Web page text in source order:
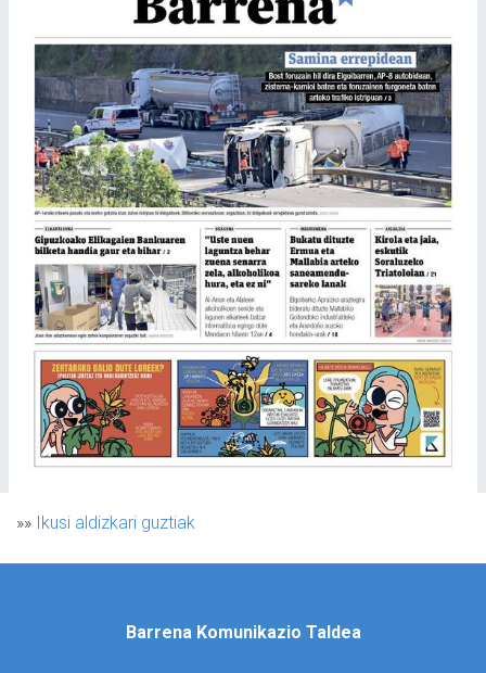
»» Ikusi aldizkari guztiak
Barrena Komunikazio Taldea